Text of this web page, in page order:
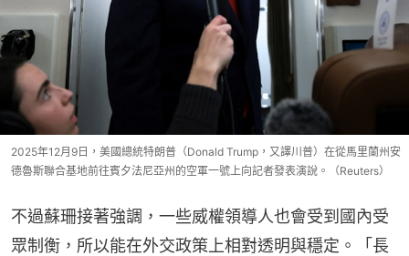
2025年12月9日，美國總統特朗普（Donald Trump，又譯川普）在從馬里蘭州安
德魯斯聯合基地前往賓夕法尼亞州的空軍一號上向記者發表演說。（Reuters）
不過蘇珊接著強調，一些威權領導人也會受到國內受
眾制衡，所以能在外交政策上相對透明與穩定。「長